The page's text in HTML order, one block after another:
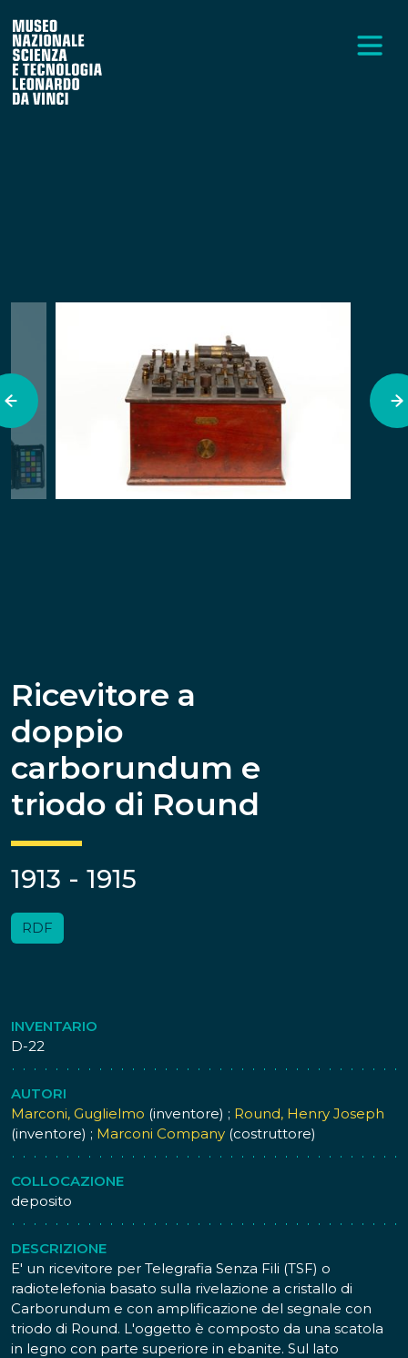
Ricevitore a
doppio
carborundum e
triodo di Round
1913 - 1915
RDF
INVENTARIO
D-22
AUTORI
Marconi, Guglielmo (inventore) ; Round, Henry Joseph
(inventore) ; Marconi Company (costruttore)
COLLOCAZIONE
deposito
DESCRIZIONE
E' un ricevitore per Telegrafia Senza Fili (TSF) o
radiotelefonia basato sulla rivelazione a cristallo di
Carborundum e con amplificazione del segnale con
triodo di Round. L'oggetto è composto da una scatola
in legno con parte superiore in ebanite. Sul lato